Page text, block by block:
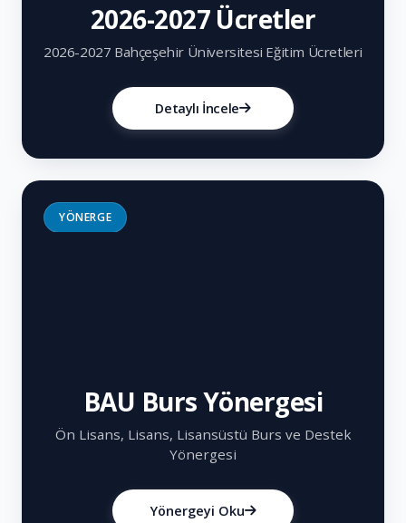
2026-2027 Ücretler
2026-2027 Bahçeşehir Üniversitesi Eğitim Ücretleri
Detaylı İncele
YÖNERGE
BAU Burs Yönergesi
Ön Lisans, Lisans, Lisansüstü Burs ve Destek
Yönergesi
Yönergeyi Oku